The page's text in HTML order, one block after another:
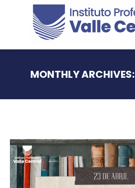
MONTHLY ARCHIVES: